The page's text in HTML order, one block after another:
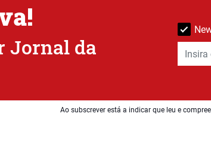
Jornal da
Ao subscrever está a indicar que leu e